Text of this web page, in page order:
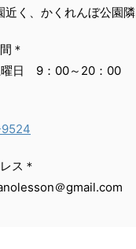
く、かくれんぼ公園隣
＊
日 9：00～20：00‌
ス＊
＠gmail.com